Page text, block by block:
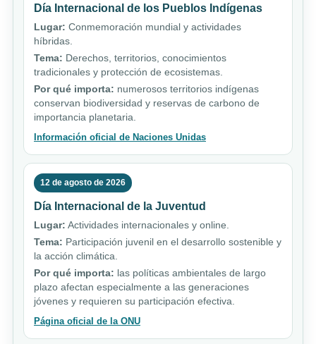
Día Internacional de los Pueblos Indígenas
Lugar: Conmemoración mundial y actividades
híbridas.
Tema: Derechos, territorios, conocimientos
tradicionales y protección de ecosistemas.
Por qué importa: numerosos territorios indígenas
conservan biodiversidad y reservas de carbono de
importancia planetaria.
Información oficial de Naciones Unidas
12 de agosto de 2026
Día Internacional de la Juventud
Lugar: Actividades internacionales y online.
Tema: Participación juvenil en el desarrollo sostenible y
la acción climática.
Por qué importa: las políticas ambientales de largo
plazo afectan especialmente a las generaciones
jóvenes y requieren su participación efectiva.
Página oficial de la ONU